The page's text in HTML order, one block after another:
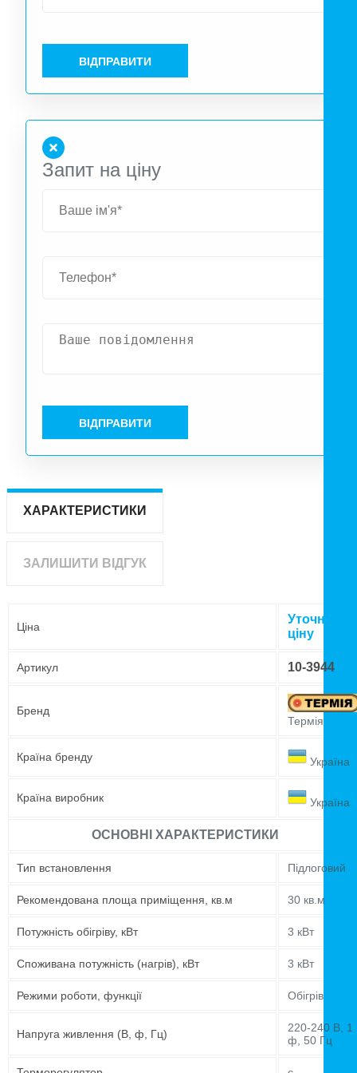
ВІДПРАВИТИ
Запит на ціну
ВІДПРАВИТИ
ХАРАКТЕРИСТИКИ
ЗАЛИШИТИ ВІДГУК
Ціна
Уточнюйте
ціну
Артикул 10-3944
Бренд
Термія
Країна бренду Україна
Країна виробник Україна
ОСНОВНІ ХАРАКТЕРИСТИКИ
Тип встановлення Підлоговий
Рекомендована площа приміщення, кв.м 30 кв.м
Потужність обігріву, кВт 3 кВт
Споживана потужність (нагрів), кВт 3 кВт
Режими роботи, функції Обігрів
Напруга живлення (В, ф, Гц)
220-240 В, 1
ф, 50 Гц